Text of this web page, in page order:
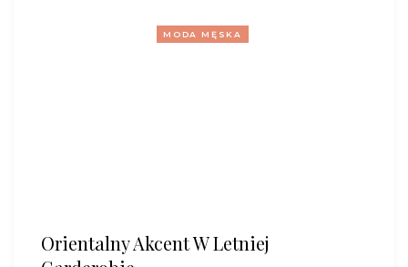
MODA MĘSKA
Orientalny Akcent W Letniej